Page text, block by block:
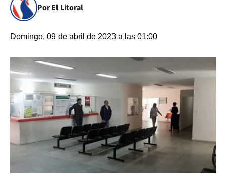
Por El Litoral
Domingo, 09 de abril de 2023 a las 01:00